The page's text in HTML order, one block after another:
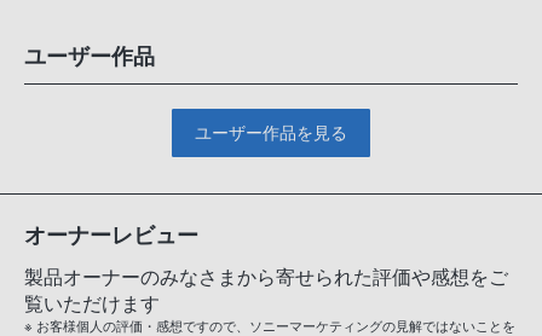
ユーザー作品
ユーザー作品を見る
オーナーレビュー
製品オーナーのみなさまから寄せられた評価や感想をご
覧いただけます
※ お客様個人の評価・感想ですので、ソニーマーケティングの見解ではないことを